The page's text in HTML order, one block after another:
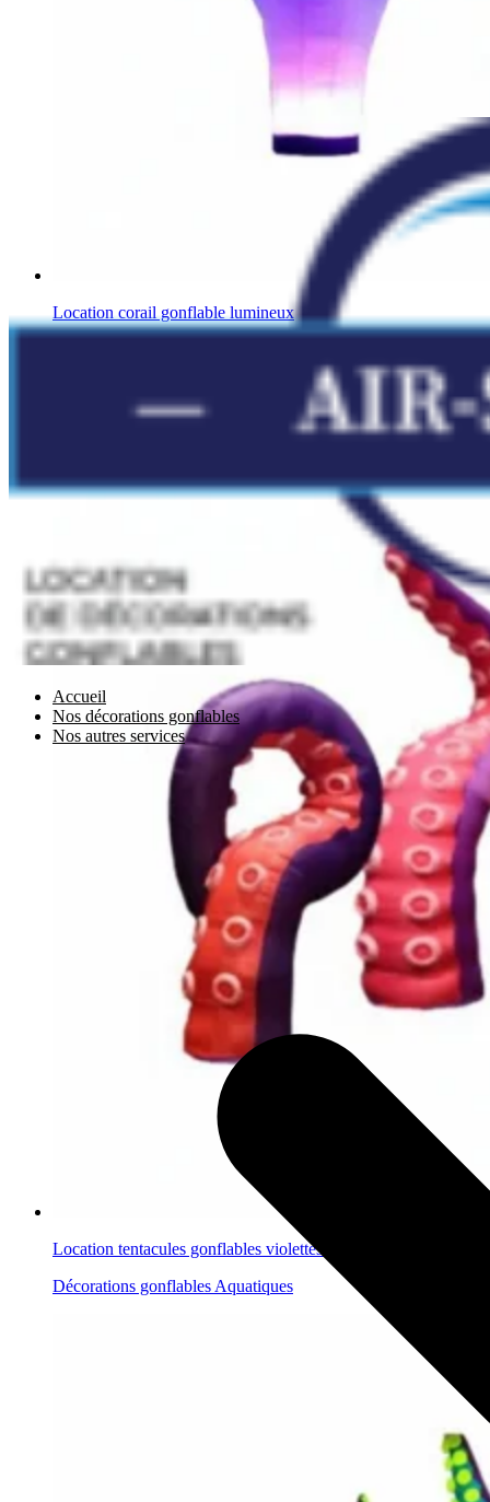
Location corail gonflable lumineux
Location tentacules gonflables violettes et rouges
Décorations gonflables Aquatiques
Accueil
Nos décorations gonflables
Nos autres services